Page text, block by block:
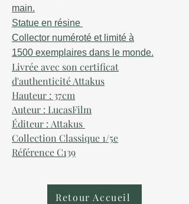
main.
Statue en résine
Collector numéroté et limité à
1500 exemplaires dans le monde.
Livrée avec son certificat
d'authenticité Attakus
Hauteur : 37cm
Auteur : LucasFilm
Éditeur : Attakus
Collection Classique 1/5e
Référence C139
Retour Accueil